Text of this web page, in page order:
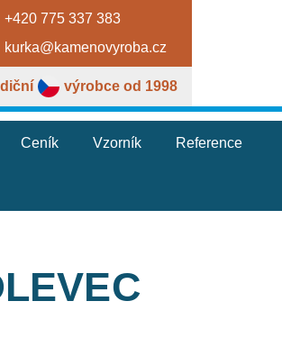
+420 775 337 383
kurka@kamenovyroba.cz
výrobce od 1998
Ceník Vzorník Reference